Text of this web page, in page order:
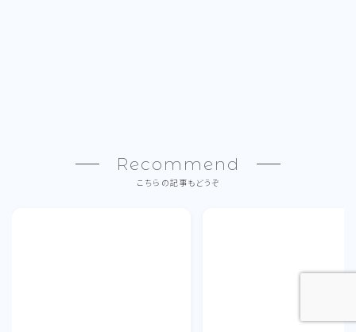
Recommend
こちらの記事もどうぞ